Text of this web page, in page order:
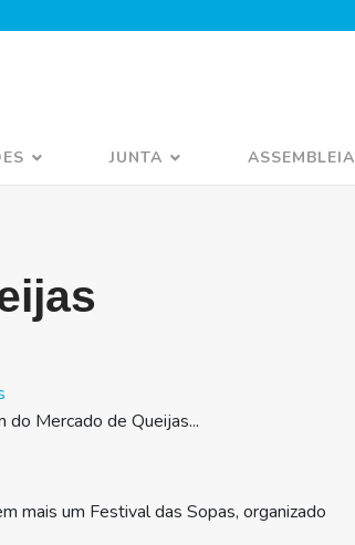
JUNTA ASSEMBLEIA
do Mercado de Queijas...
mais um Festival das Sopas, organizado